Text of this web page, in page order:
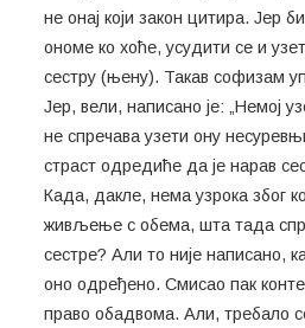
не онај који закон цитира. Јер
ономе ко хоће, усудити се и
сестру (њену). Такав софизам
Јер, вели, написано је: „Немој
не спречава узети ону
страст одредиће да је нарав
Када, дакле, нема узрока због
живљење с обема, шта тада
сестре? Али то није написано,
оно одређено. Смисао пак
право обадвома. Али, требало